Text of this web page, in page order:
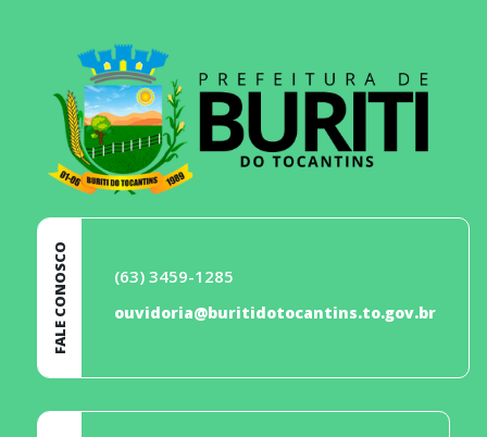
FALE CONOSCO (63) 3459-1285
ouvidoria@buritidotocantins.to.gov.br